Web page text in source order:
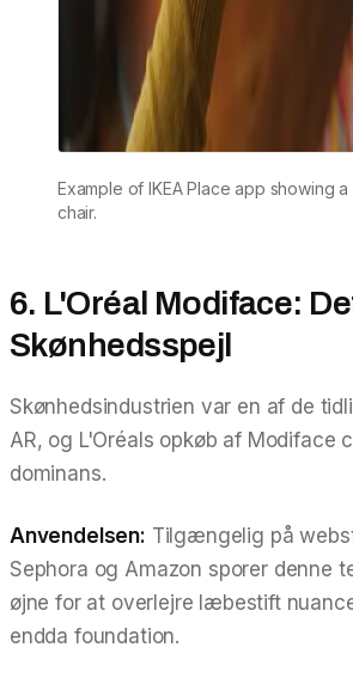
Example of IKEA Place app showing
chair.
6. L'Oréal Modiface:
Skønhedsspejl
Skønhedsindustrien var en af de
AR, og L'Oréals opkøb af Modiface
dominans.
Anvendelsen: Tilgængelig på
Sephora og Amazon sporer denne
øjne for at overlejre læbestift
endda foundation.